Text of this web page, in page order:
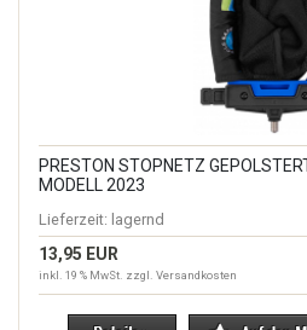
PRESTON STOPNETZ
MODELL 2023
Lieferzeit: lagernd
13,95 EUR
inkl. 19 % MwSt. zzgl. Versandkosten